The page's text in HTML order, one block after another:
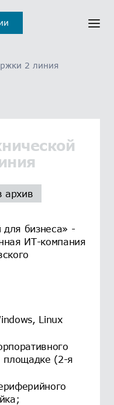
2 линия
архив
бизнеса» -
ИТ-компания
Linux
(2-я